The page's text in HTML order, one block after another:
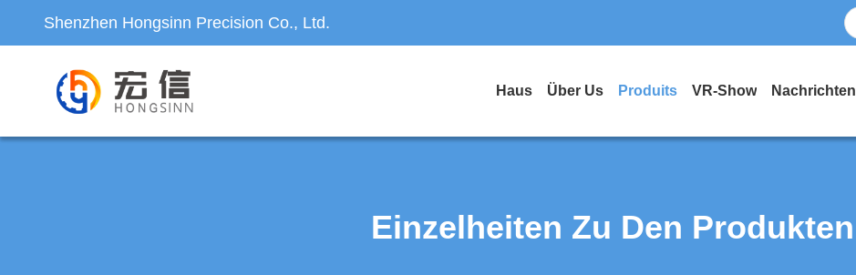
Shenzhen Hongsinn Precision Co., Ltd.
Haus Über Us Produits VR-Show Nachrichten
Einzelheiten Zu Den Produkten